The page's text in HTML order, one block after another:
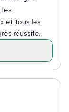
les
et tous les
réussite.